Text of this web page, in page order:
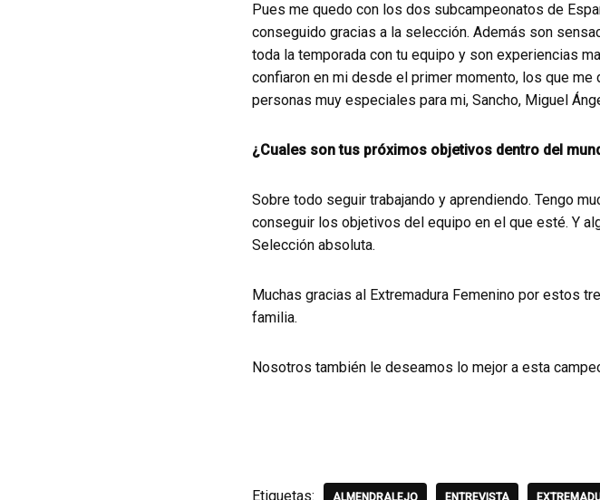
Pues me quedo con los dos subcampeonatos de
conseguido gracias a la selección. Además son
toda la temporada con tu equipo y son experiencias
confiaron en mi desde el primer momento, los que
personas muy especiales para mi, Sancho, Miguel
¿Cuales son tus próximos objetivos dentro del
Sobre todo seguir trabajando y aprendiendo. Tengo
conseguir los objetivos del equipo en el que esté. Y
Selección absoluta.
Muchas gracias al Extremadura Femenino por estos
familia.
Nosotros también le deseamos lo mejor a esta
Etiquetas: ALMENDRALEJO ENTREVISTA